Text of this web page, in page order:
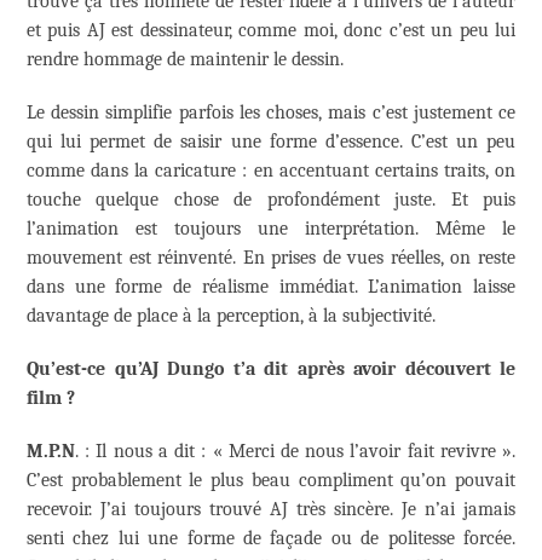
et puis AJ est dessinateur, comme moi, donc c’est un peu lui
rendre hommage de maintenir le dessin.
Le dessin simplifie parfois les choses, mais c’est justement ce
qui lui permet de saisir une forme d’essence. C’est un peu
comme dans la caricature : en accentuant certains traits, on
touche quelque chose de profondément juste. Et puis
l’animation est toujours une interprétation. Même le
mouvement est réinventé. En prises de vues réelles, on reste
dans une forme de réalisme immédiat. L’animation laisse
davantage de place à la perception, à la subjectivité.
Qu’est-ce qu’AJ Dungo t’a dit après avoir découvert le
film ?
M.P.N. : Il nous a dit : « Merci de nous l’avoir fait revivre ».
C’est probablement le plus beau compliment qu’on pouvait
recevoir. J’ai toujours trouvé AJ très sincère. Je n’ai jamais
senti chez lui une forme de façade ou de politesse forcée.